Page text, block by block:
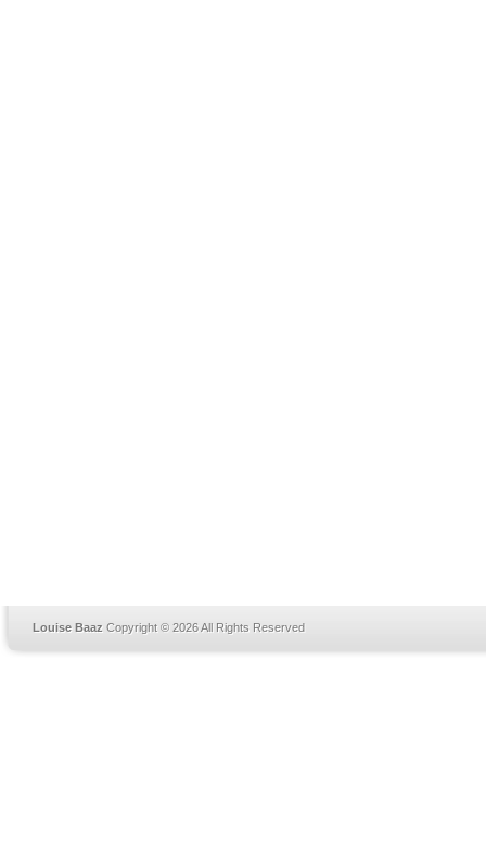
Louise Baaz Copyright © 2026 All Rights Reserved